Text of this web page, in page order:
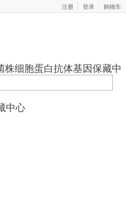
注册 登录 购物车
株细胞蛋白抗体基因保藏中
中心